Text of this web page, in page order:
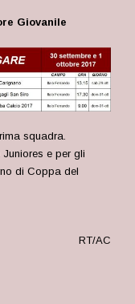
Giovanile
squadra.
e per gli
di Coppa del
RT/AC